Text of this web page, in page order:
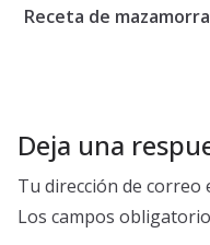
Receta de
Deja una
Tu dirección de correo
Los campos